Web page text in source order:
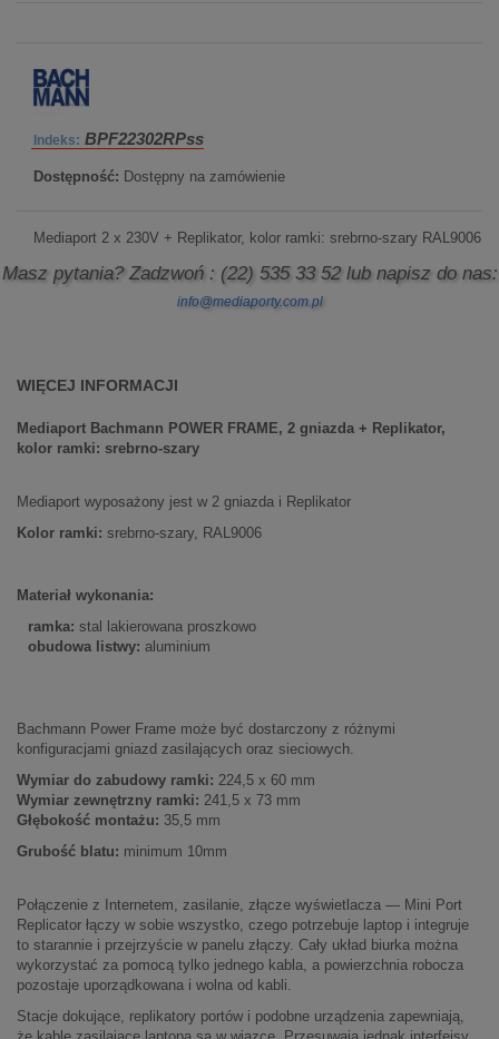
Indeks: BPF22302RPss
Dostępność: Dostępny na zamówienie
Mediaport 2 x 230V + Replikator, kolor ramki: srebrno-szary RAL9006
Masz pytania? Zadzwoń : (22) 535 33 52lub napisz do nas:
info@mediaporty.com.pl
WIĘCEJ INFORMACJI
Mediaport Bachmann POWER FRAME, 2 gniazda + Replikator,
kolor ramki: srebrno-szary
Mediaport wyposażony jest w 2 gniazda i Replikator
Kolor ramki: srebrno-szary, RAL9006
Materiał wykonania:
ramka: stal lakierowana proszkowo
obudowa listwy: aluminium
Bachmann Power Frame może być dostarczony z różnymi
konfiguracjami gniazd zasilających oraz sieciowych.
Wymiar do zabudowy ramki: 224,5 x 60 mm
Wymiar zewnętrzny ramki: 241,5 x 73 mm
Głębokość montażu: 35,5 mm
Grubość blatu: minimum 10mm
Połączenie z Internetem, zasilanie, złącze wyświetlacza — Mini Port
Replicator łączy w sobie wszystko, czego potrzebuje laptop i integruje
to starannie i przejrzyście w panelu złączy. Cały układ biurka można
wykorzystać za pomocą tylko jednego kabla, a powierzchnia robocza
pozostaje uporządkowana i wolna od kabli.
Stacje dokujące, replikatory portów i podobne urządzenia zapewniają,